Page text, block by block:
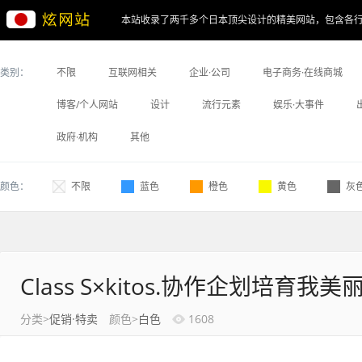
本站收录了两千多个日本顶尖设计的精美网站，包含各
类别： 不限 互联网相关 企业·公司 电子商务·在线商城
博客/个人网站 设计 流行元素 娱乐·大事件
政府·机构 其他
颜色： 不限 蓝色 橙色 黄色 灰
Class S×kitos.协作企划培育我美
分类>促销·特卖 颜色>白色 1608